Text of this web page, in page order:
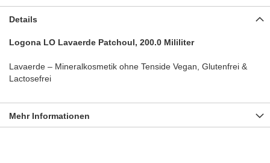
Details
Logona LO Lavaerde Patchoul, 200.0 Mililiter
Lavaerde – Mineralkosmetik ohne Tenside Vegan, Glutenfrei &
Lactosefrei
Mehr Informationen